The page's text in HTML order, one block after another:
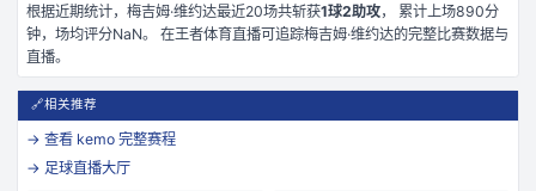
根据近期统计， 梅吉姆·维约达最近20场共斩获1球2助攻， 累计上场890分
钟，场均评分NaN。 在王者体育直播可追踪梅吉姆·维约达的完整比赛数据与
直播。
🔗相关推荐
→ 查看 kemo 完整赛程
→ 足球直播大厅